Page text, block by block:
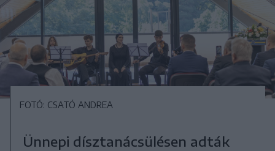
FOTÓ: CSATÓ ANDREA
Ünnepi dísztanácsülésen adták